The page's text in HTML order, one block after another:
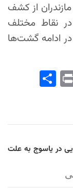
از کشف
نقاط مختلف
ادامه گشت‌ها
Pri
در یاسوج به علت